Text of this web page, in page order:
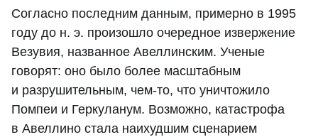
Согласно последним данным, примерно в 1995
году до н. э. произошло очередное извержение
Везувия, названное Авеллинским. Ученые
говорят: оно было более масштабным
и разрушительным, чем-то, что уничтожило
Помпеи и Геркуланум. Возможно, катастрофа
в Авеллино стала наихудшим сценарием